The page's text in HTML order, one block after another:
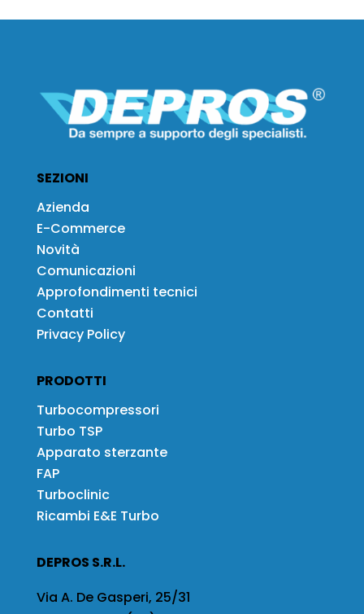
SEZIONI
Azienda
E-Commerce
Novità
Comunicazioni
Approfondimenti tecnici
Contatti
Privacy Policy
PRODOTTI
Turbocompressori
Turbo TSP
Apparato sterzante
FAP
Turboclinic
Ricambi E&E Turbo
DEPROS S.R.L.
Via A. De Gasperi, 25/31